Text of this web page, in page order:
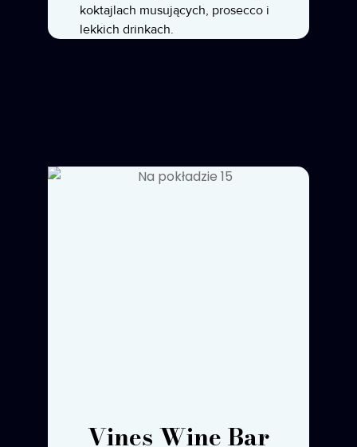
koktajlach musujących, prosecco i
lekkich drinkach.
Vines Wine Bar